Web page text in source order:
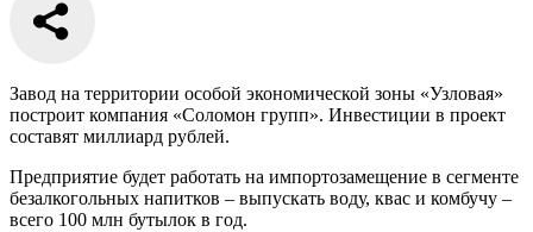
Завод на территории особой экономической зоны «Узловая»
построит компания «Соломон групп». Инвестиции в проект
составят миллиард рублей.
Предприятие будет работать на импортозамещение в сегменте
безалкогольных напитков – выпускать воду, квас и комбучу –
всего 100 млн бутылок в год.